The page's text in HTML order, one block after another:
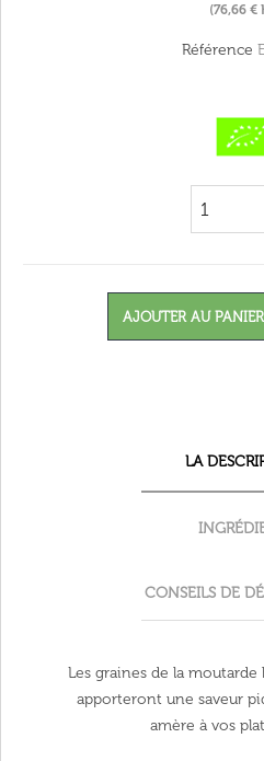
(76,66 €
Référence
AJOUTER AU PANIER
LA
CONSEILS DE
Les graines de la moutarde
apporteront une saveur
amère à vos